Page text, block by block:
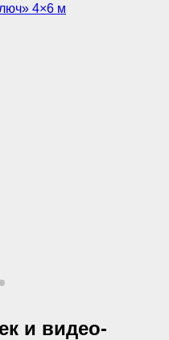
4×6 м
и видео-